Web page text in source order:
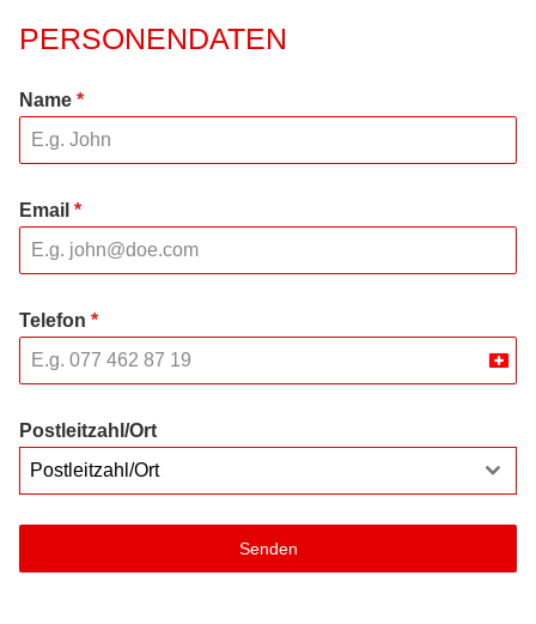
PERSONENDATEN
Name *
Email *
Telefon *
Postleitzahl/Ort
Postleitzahl/Ort
Senden